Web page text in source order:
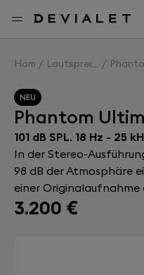
Home Lautsprecher
NEU
Phantom
101 dB SPL. 18 Hz - 25
In der Stereo-
98 dB der Atmosphäre
einer Originalaufnahme
3.200 €